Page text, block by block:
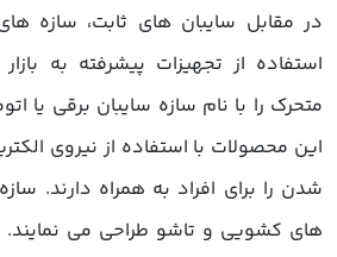
در مقابل سایبان های ثابت، سازه
استفاده از تجهیزات پیشرفته به
متحرک را با نام سازه سایبان برقی یا
این محصولات با استفاده از نیروی
شدن را برای افراد به همراه دارند.
های کشویی و تاشو طراحی می